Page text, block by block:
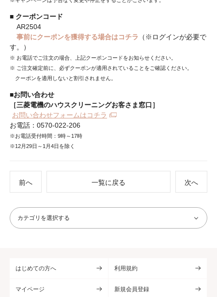
■ クーポンコード
AR2504
事前にクーポンを獲得する場合はコチラ
（※ログインが必要で
す。）
※ お電話でご注文の場合、上記クーポンコードをお知らせください。
※ ご注文確定前に、必ずクーポンが適用されていることをご確認ください。
クーポンを適用しないと割引されません。
■お問い合わせ
［三菱電機のハウスクリーニングお客さま窓口］
お問い合わせフォームはコチラ
お電話：0570-022-206
※お電話受付時間：9時～17時
※12月29日～1月4日を除く
前へ 一覧に戻る 次へ
はじめての方へ 利用規約
マイページ 新規会員登録